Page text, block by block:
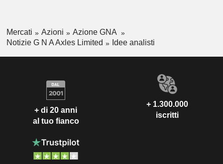
Mercati Azioni
Azione GNA
Notizie G N A Axles Limited
Idee analisti
+ di 20 anni
al tuo fianco
+ 1.300.000
iscritti